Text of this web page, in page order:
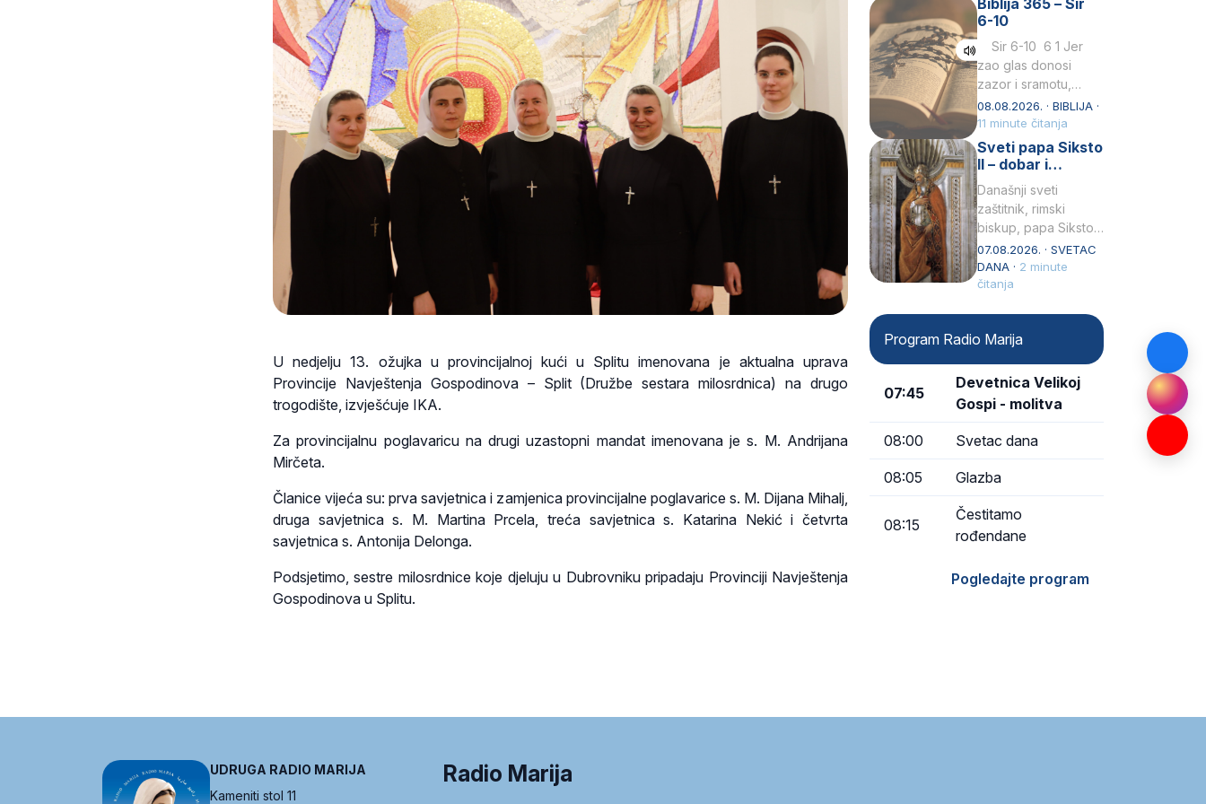
U nedjelju 13. ožujka u provincijalnoj kući u Splitu imenovana je aktualna uprava
Provincije Navještenja Gospodinova – Split (Družbe sestara milosrdnica) na drugo
trogodište, izvješćuje IKA.
Za provincijalnu poglavaricu na drugi uzastopni mandat imenovana je s. M. Andrijana
Mirčeta.
Članice vijeća su: prva savjetnica i zamjenica provincijalne poglavarice s. M. Dijana Mihalj,
druga savjetnica s. M. Martina Prcela, treća savjetnica s. Katarina Nekić i četvrta
savjetnica s. Antonija Delonga.
Podsjetimo, sestre milosrdnice koje djeluju u Dubrovniku pripadaju Provinciji Navještenja
Gospodinova u Splitu.
Praedicatorum – OP).
Svojim životom,
dubokom ljubavlju
prema Kristu…
Biblija 365 – Sir
6-10
Sir 6-10 6 1 Jer
zao glas donosi
zazor i sramotu,
kako to biva
grešniku
licemjernom.2 Ne
predaj se u…
08.08.2026. · BIBLIJA ·
11 minute čitanja
Sveti papa Siksto
II – dobar i
miroljubiv pastir
Današnji sveti
zaštitnik, rimski
biskup, papa Siksto
(Sixtus) II, prema
knjizi Liber
Pontificalis bio je
Obnovio je odnose s
afričkim…
07.08.2026. · SVETAC
DANA · 2 minute
čitanja
Program Radio Marija
07:45
Devetnica Velikoj
Gospi - molitva
08:00 Svetac dana
08:05 Glazba
08:15
Čestitamo
rođendane
Pogledajte program
UDRUGA RADIO MARIJA
Kameniti stol 11
Radio Marija